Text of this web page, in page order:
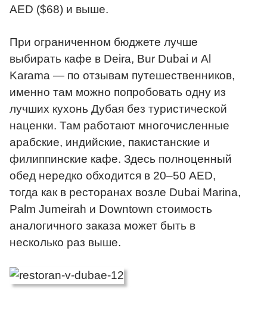
AED ($68) и выше.
При ограниченном бюджете лучше
выбирать кафе в Deira, Bur Dubai и Al
Karama — по отзывам путешественников,
именно там можно попробовать одну из
лучших кухонь Дубая без туристической
наценки. Там работают многочисленные
арабские, индийские, пакистанские и
филиппинские кафе. Здесь полноценный
обед нередко обходится в 20–50 AED,
тогда как в ресторанах возле Dubai Marina,
Palm Jumeirah и Downtown стоимость
аналогичного заказа может быть в
несколько раз выше.